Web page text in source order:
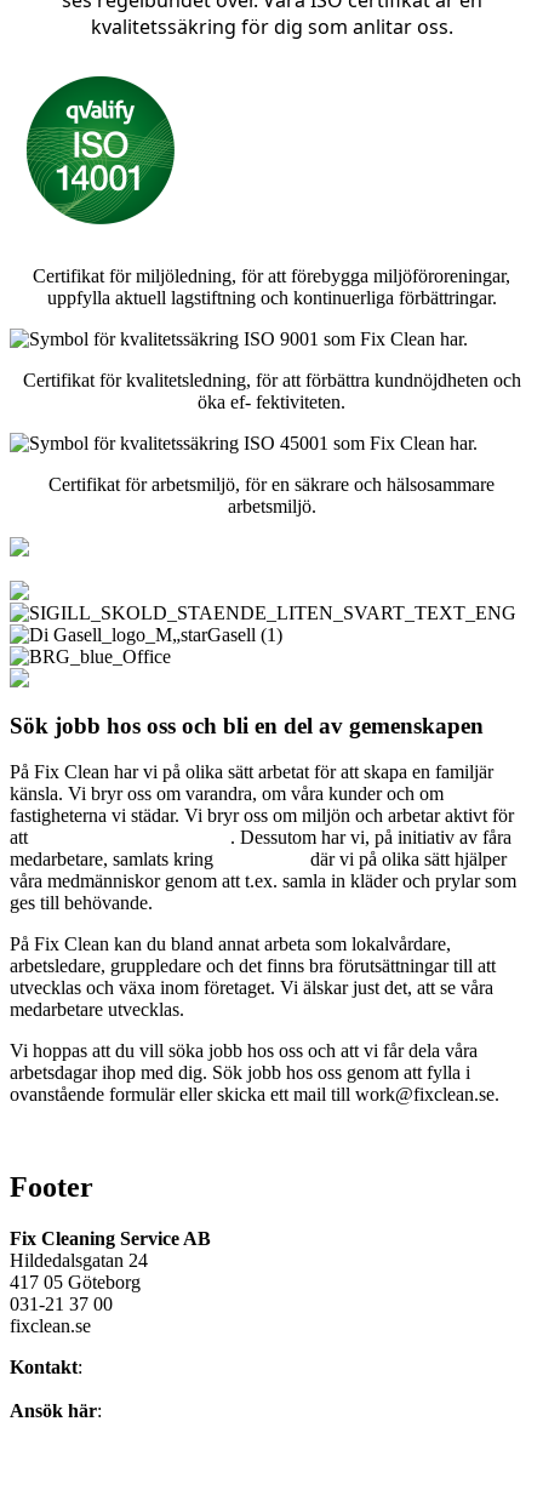
kvalitetssäkring för dig som anlitar oss.
Certifikat för miljöledning, för att förebygga miljöföroreningar,
uppfylla aktuell lagstiftning och kontinuerliga förbättringar.
Certifikat för kvalitetsledning, för att förbättra kundnöjdheten och
öka ef- fektiviteten.
Certifikat för arbetsmiljö, för en säkrare och hälsosammare
arbetsmiljö.
Sök jobb hos oss och bli en del av gemenskapen
På Fix Clean har vi på olika sätt arbetat för att skapa en familjär
känsla. Vi bryr oss om varandra, om våra kunder och om
fastigheterna vi städar. Vi bryr oss om miljön och arbetar aktivt för
att
. Dessutom har vi, på initiativ av fåra
medarbetare, samlats kring
där vi på olika sätt hjälper
våra medmänniskor genom att t.ex. samla in kläder och prylar som
ges till behövande.
På Fix Clean kan du bland annat arbeta som lokalvårdare,
arbetsledare, gruppledare och det finns bra förutsättningar till att
utvecklas och växa inom företaget. Vi älskar just det, att se våra
medarbetare utvecklas.
Vi hoppas att du vill söka jobb hos oss och att vi får dela våra
arbetsdagar ihop med dig. Sök jobb hos oss genom att fylla i
ovanstående formulär eller skicka ett mail till work@fixclean.se.
Footer
Fix Cleaning Service AB
Hildedalsgatan 24
417 05 Göteborg
031-21 37 00
fixclean.se
Kontakt:
Ansök här: